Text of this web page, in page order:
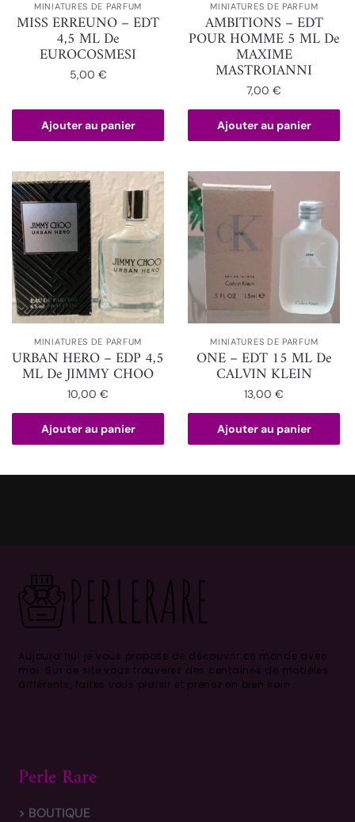
MINIATURES DE PARFUM
MISS ERREUNO – EDT
4,5 ML De
EUROCOSMESI
5,00 €
Ajouter au panier
MINIATURES DE PARFUM
AMBITIONS – EDT
POUR HOMME 5 ML De
MAXIME
MASTROIANNI
7,00€
Ajouter au panier
MINIATURES DE PARFUM
URBAN HERO – EDP 4,5
ML De JIMMY CHOO
10,00€
Ajouter au panier
MINIATURES DE PARFUM
ONE – EDT 15 ML De
CALVIN KLEIN
13,00€
Ajouter au panier
Aujourd’hui je vous propose de découvrir ce monde avec
moi. Sur ce site vous trouverez des centaines de modèles
différents, faites vous plaisir et prenez en bien soin .
Perle Rare
> BOUTIQUE